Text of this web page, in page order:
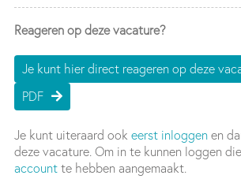
Reageren op deze vacature?
Je kunt hier direct reageren op deze
PDF
Je kunt uiteraard ook eerst inloggenen
deze vacature. Om in te kunnen loggen
accountte hebben aangemaakt.